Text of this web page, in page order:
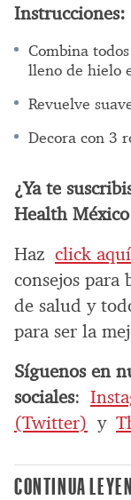
Instrucciones:
Combina
lleno de hielo
Revuelve
Decora con 3
¿Ya te
Health
Haz click aquí
consejos para
de salud y
para ser la
Síguenos en
sociales:
(Twitter) y
CONTINUA